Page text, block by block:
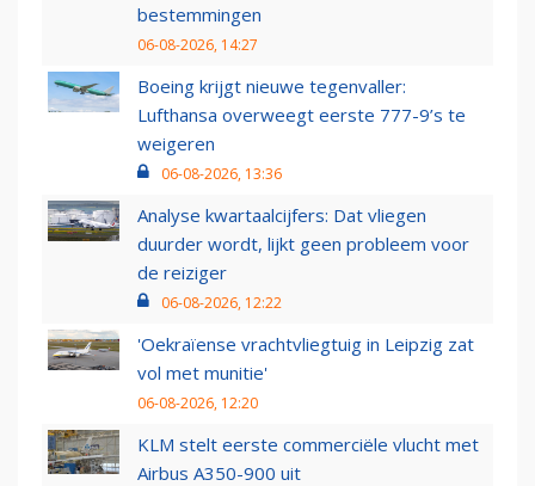
bestemmingen
06-08-2026, 14:27
Boeing krijgt nieuwe tegenvaller:
Lufthansa overweegt eerste 777-9’s te
weigeren
06-08-2026, 13:36
Analyse kwartaalcijfers: Dat vliegen
duurder wordt, lijkt geen probleem voor
de reiziger
06-08-2026, 12:22
'Oekraïense vrachtvliegtuig in Leipzig zat
vol met munitie'
06-08-2026, 12:20
KLM stelt eerste commerciële vlucht met
Airbus A350-900 uit